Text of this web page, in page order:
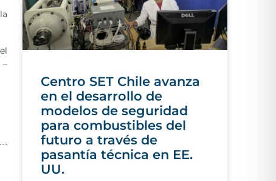
Centro SET Chile avanza
en el desarrollo de
modelos de seguridad
para combustibles del
futuro a través de
pasantía técnica en EE.
UU.